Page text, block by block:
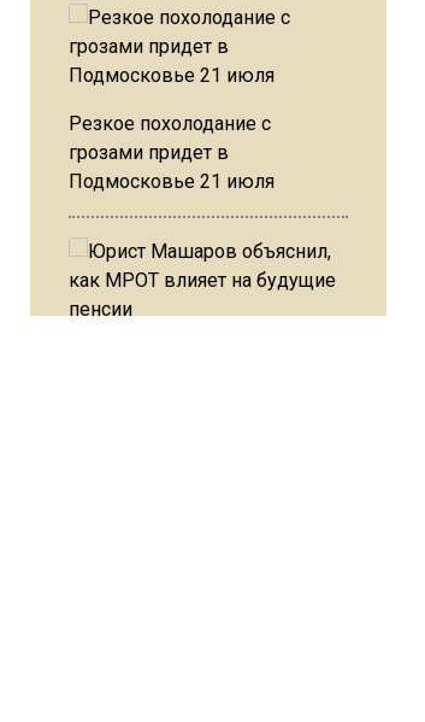
Резкое похолодание с
грозами придет в
Подмосковье 21 июля